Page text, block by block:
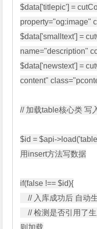
$data['titlepic'] =
property="og:image"
$data['smalltext'] =
name="description"
$data['newstext'] =
content"
// 加载table核心类 写
$id = $api-
用insert方法写数据
if(false !== $id){
    // 入库成功后 自动生成
    // 检测是否引用了生成静态函数所在文件 未引用